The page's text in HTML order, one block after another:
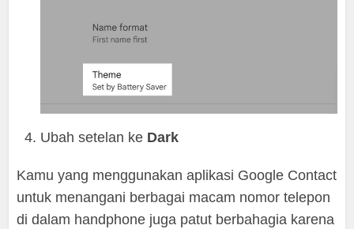
Ubah setelan ke Dark
Kamu yang menggunakan aplikasi Google Contact
untuk menangani berbagai macam nomor telepon
di dalam handphone juga patut berbahagia karena